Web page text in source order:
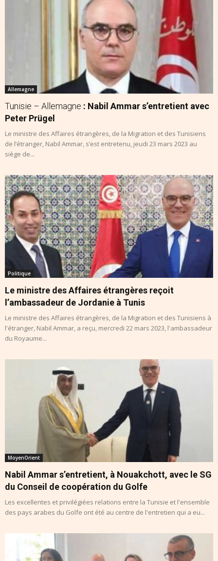
Allemagne
Tunisie – Allemagne : Nabil Ammar s’entretient avec
Peter Prügel
Le ministre des Affaires étrangères, de la Migration et des Tunisiens
de l’étranger, Nabil Ammar, s’est entretenu, jeudi 23 mars 2023 au
siège de...
Politique
Le ministre des Affaires étrangères reçoit
l’ambassadeur de Jordanie à Tunis
Le ministre des Affaires étrangères, de la Migration et des Tunisiens à
l'étranger, Nabil Ammar, a reçu, mercredi 22 mars 2023, l'ambassadeur
du Royaume...
MoyenOrient
Nabil Ammar s’entretient, à Nouakchott, avec le SG
du Conseil de coopération du Golfe
Les excellentes et privilégiées relations entre la Tunisie et l'ensemble
des pays arabes du Golfe ont été au centre de l'entretien qui a eu...